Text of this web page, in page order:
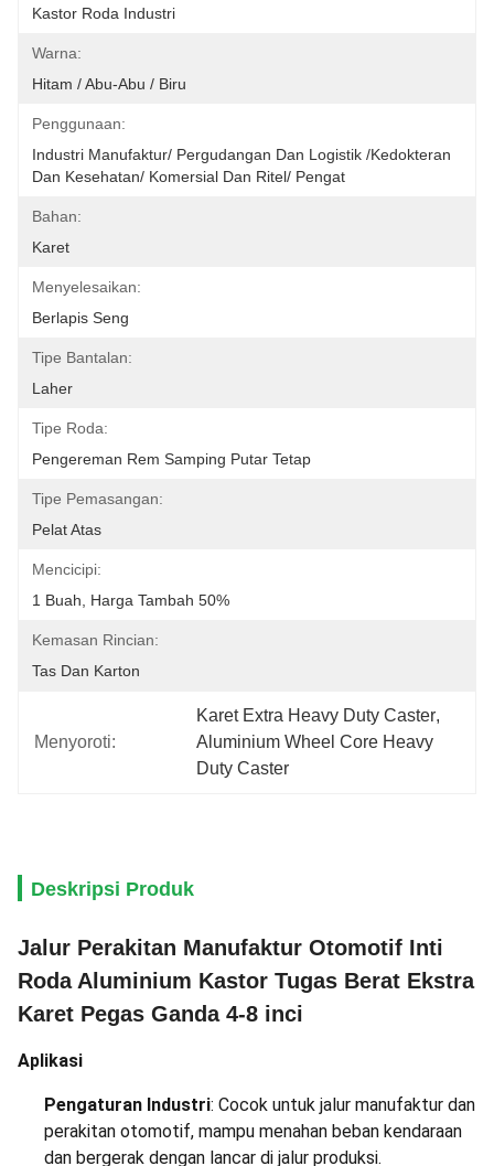
Kastor Roda Industri
Warna:
Hitam / Abu-Abu / Biru
Penggunaan:
Industri Manufaktur/ Pergudangan Dan Logistik /Kedokteran
Dan Kesehatan/ Komersial Dan Ritel/ Pengat
Bahan:
Karet
Menyelesaikan:
Berlapis Seng
Tipe Bantalan:
Laher
Tipe Roda:
Pengereman Rem Samping Putar Tetap
Tipe Pemasangan:
Pelat Atas
Mencicipi:
1 Buah, Harga Tambah 50%
Kemasan Rincian:
Tas Dan Karton
Menyoroti:
Karet Extra Heavy Duty Caster,
Aluminium Wheel Core Heavy
Duty Caster
Deskripsi Produk
Jalur Perakitan Manufaktur Otomotif Inti
Roda Aluminium Kastor Tugas Berat Ekstra
Karet Pegas Ganda 4-8 inci
Aplikasi
Pengaturan Industri: Cocok untuk jalur manufaktur dan
perakitan otomotif, mampu menahan beban kendaraan
dan bergerak dengan lancar di jalur produksi.